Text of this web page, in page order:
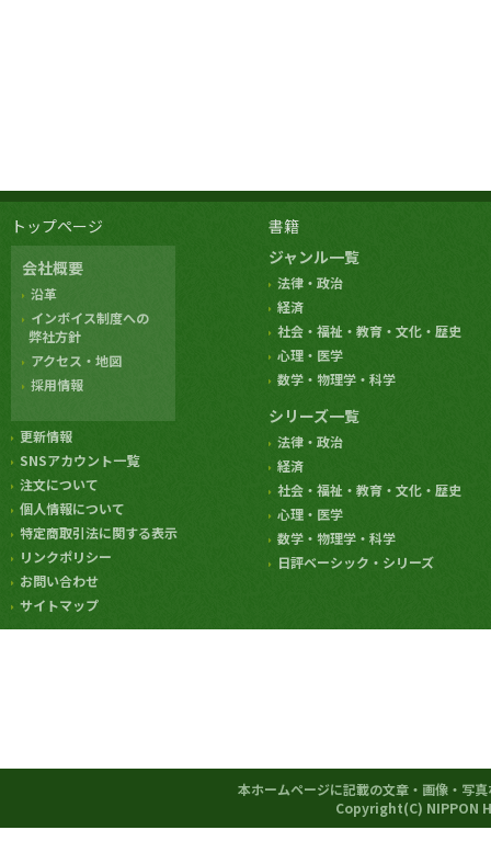
トップページ
会社概要
沿革
インボイス制度への
弊社方針
アクセス・地図
採用情報
更新情報
SNSアカウント一覧
注文について
個人情報について
特定商取引法に関する表示
リンクポリシー
お問い合わせ
サイトマップ
書籍
ジャンル一覧
法律・政治
経済
社会・福祉・教育・文化・歴史
心理・医学
数学・物理学・科学
シリーズ一覧
法律・政治
経済
社会・福祉・教育・文化・歴史
心理・医学
数学・物理学・科学
日評ベーシック・シリーズ
本ホームページに記載の文章・画像・写
Copyright(C) NIPPON